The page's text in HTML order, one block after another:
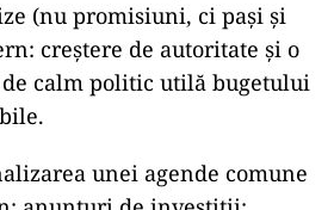
(nu promisiuni, ci pași și
creștere de autoritate și o
de calm politic utilă bugetului
unei agende comune